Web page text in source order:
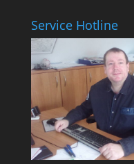
Service Hotline